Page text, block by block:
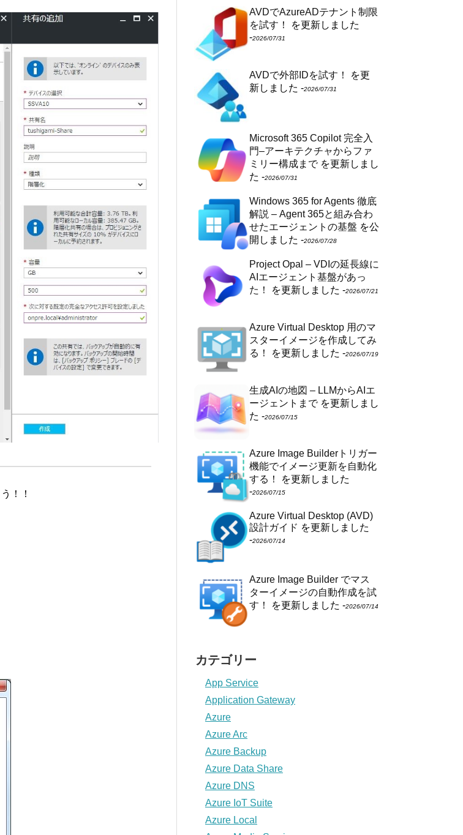
！！
AVDでAzureADテナント制限
を試す！
を更新しました
-2026/07/31
AVDで外部IDを試す！
を更
新しました -2026/07/31
Microsoft 365 Copilot 完全入
門–アーキテクチャからファ
ミリー構成までを更新しまし
た -2026/07/31
Windows 365 for Agents 徹底
解説 – Agent 365と組み合わ
せたエージェントの基盤 を公
開しました -2026/07/28
Project Opal – VDIの延長線に
AIエージェント基盤があっ
た！
を更新しました -2026/07/21
Azure Virtual Desktop 用のマ
スターイメージを作成してみ
る！
を更新しました -2026/07/19
生成AIの地図 – LLMからAIエ
ージェントまでを更新しまし
た -2026/07/15
Azure Image Builderトリガー
機能でイメージ更新を自動化
する！
を更新しました
-2026/07/15
Azure Virtual Desktop (AVD)
設計ガイド を更新しました
-2026/07/14
Azure Image Builder でマス
ターイメージの自動作成を試
す！
を更新しました -2026/07/14
カテゴリー
App Service
Application Gateway
Azure
Azure Arc
Azure Backup
Azure Data Share
Azure DNS
Azure IoT Suite
Azure Local